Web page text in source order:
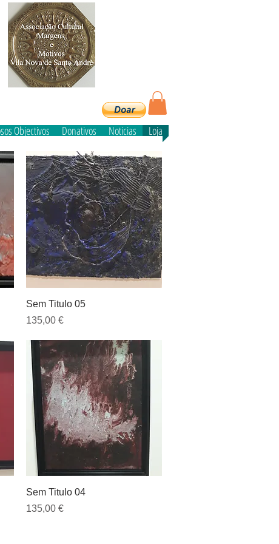
Objectivos Donativos Noticias Loja
Visualização rápida
Sem Titulo 05
Preço
135,00 €
Visualização rápida
Sem Titulo 04
Preço
135,00 €